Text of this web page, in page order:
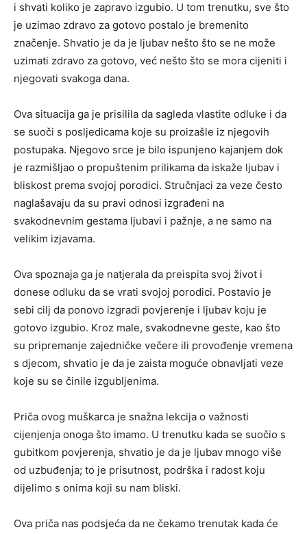
i shvati koliko je zapravo izgubio. U tom trenutku, sve što
je uzimao zdravo za gotovo postalo je bremenito
značenje. Shvatio je da je ljubav nešto što se ne može
uzimati zdravo za gotovo, već nešto što se mora cijeniti i
njegovati svakoga dana.
Ova situacija ga je prisilila da sagleda vlastite odluke i da
se suoči s posljedicama koje su proizašle iz njegovih
postupaka. Njegovo srce je bilo ispunjeno kajanjem dok
je razmišljao o propuštenim prilikama da iskaže ljubav i
bliskost prema svojoj porodici. Stručnjaci za veze često
naglašavaju da su pravi odnosi izgrađeni na
svakodnevnim gestama ljubavi i pažnje, a ne samo na
velikim izjavama.
Ova spoznaja ga je natjerala da preispita svoj život i
donese odluku da se vrati svojoj porodici. Postavio je
sebi cilj da ponovo izgradi povjerenje i ljubav koju je
gotovo izgubio. Kroz male, svakodnevne geste, kao što
su pripremanje zajedničke večere ili provođenje vremena
s djecom, shvatio je da je zaista moguće obnavljati veze
koje su se činile izgubljenima.
Priča ovog muškarca je snažna lekcija o važnosti
cijenjenja onoga što imamo. U trenutku kada se suočio s
gubitkom povjerenja, shvatio je da je ljubav mnogo više
od uzbuđenja; to je prisutnost, podrška i radost koju
dijelimo s onima koji su nam bliski.
Ova priča nas podsjeća da ne čekamo trenutak kada će